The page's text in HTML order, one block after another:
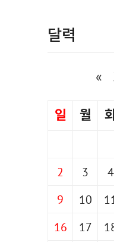
달력
«
일 월
2
3 4
9
10 11
16
17